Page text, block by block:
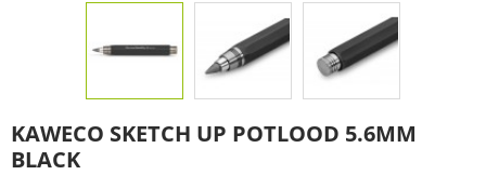
KAWECO SKETCH UP POTLOOD 5.6MM
BLACK